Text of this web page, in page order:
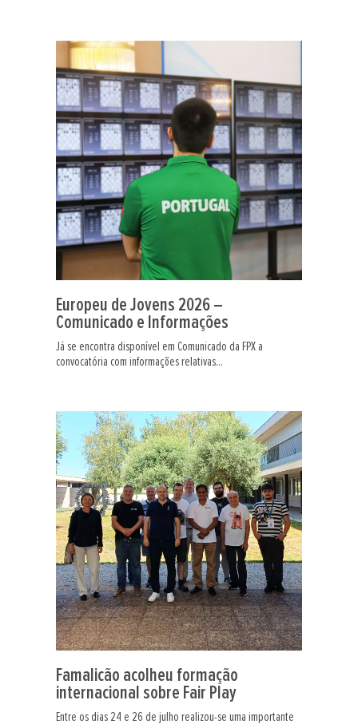
Europeu de Jovens 2026 –
Comunicado e Informações
Já se encontra disponível em Comunicado da FPX a
convocatória com informações relativas...
Famalicão acolheu formação
internacional sobre Fair Play
Entre os dias 24 e 26 de julho realizou-se uma importante